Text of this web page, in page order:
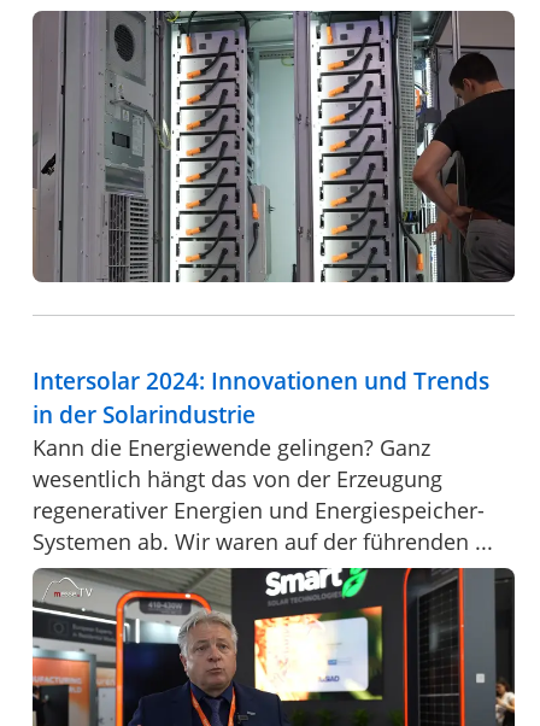
Intersolar 2024: Innovationen und Trends
in der Solarindustrie
Kann die Energiewende gelingen? Ganz
wesentlich hängt das von der Erzeugung
regenerativer Energien und Energiespeicher-
Systemen ab. Wir waren auf der führenden ...